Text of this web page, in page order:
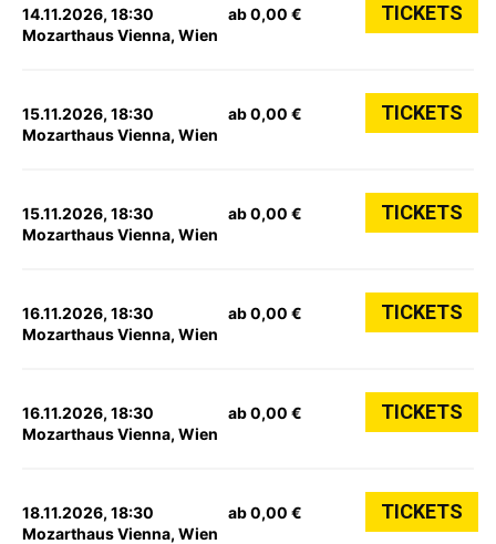
14.11.2026, 18:30
Mozarthaus Vienna, Wien
ab 0,00 € TICKETS
15.11.2026, 18:30
Mozarthaus Vienna, Wien
ab 0,00 € TICKETS
15.11.2026, 18:30
Mozarthaus Vienna, Wien
ab 0,00 € TICKETS
16.11.2026, 18:30
Mozarthaus Vienna, Wien
ab 0,00 € TICKETS
16.11.2026, 18:30
Mozarthaus Vienna, Wien
ab 0,00 € TICKETS
18.11.2026, 18:30
Mozarthaus Vienna, Wien
ab 0,00 € TICKETS